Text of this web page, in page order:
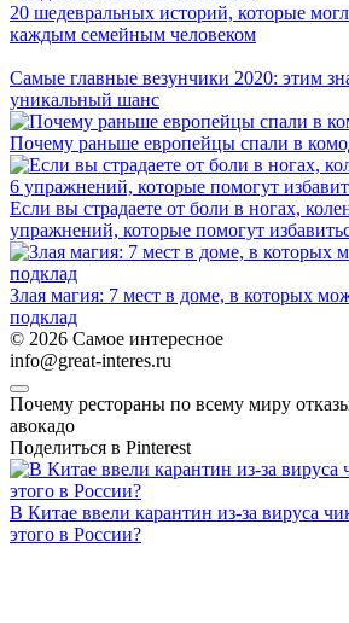
20 шедевральных историй, которые
каждым семейным человеком
Самые главные везунчики 2020: этим
уникальный шанс
Почему раньше европейцы спали в
Если вы страдаете от боли в ногах,
упражнений, которые помогут
Злая магия: 7 мест в доме, в которых
подклад
© 2026 Самое интересное
info@great-interes.ru
Почему рестораны по всему миру
авокадо
Поделиться в Pinterest
В Китае ввели карантин из-за вируса
этого в России?